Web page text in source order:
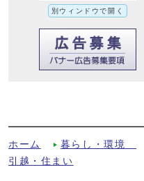
別ウィンドウで開く
ホーム 暮らし・環境
引越・住まい